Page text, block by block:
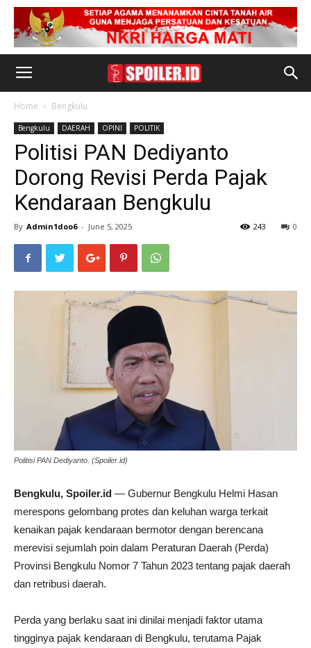
Home Bengkulu
Bengkulu DAERAH OPINI POLITIK
Politisi PAN Dediyanto
Dorong Revisi Perda Pajak
Kendaraan Bengkulu
By Admin1doo6 - June 5, 2025 0
243
Politisi PAN Dediyanto. (Spoiler.id)
Bengkulu, Spoiler.id — Gubernur Bengkulu Helmi Hasan
merespons gelombang protes dan keluhan warga terkait
kenaikan pajak kendaraan bermotor dengan berencana
merevisi sejumlah poin dalam Peraturan Daerah (Perda)
Provinsi Bengkulu Nomor 7 Tahun 2023 tentang pajak daerah
dan retribusi daerah.
Perda yang berlaku saat ini dinilai menjadi faktor utama
tingginya pajak kendaraan di Bengkulu, terutama Pajak